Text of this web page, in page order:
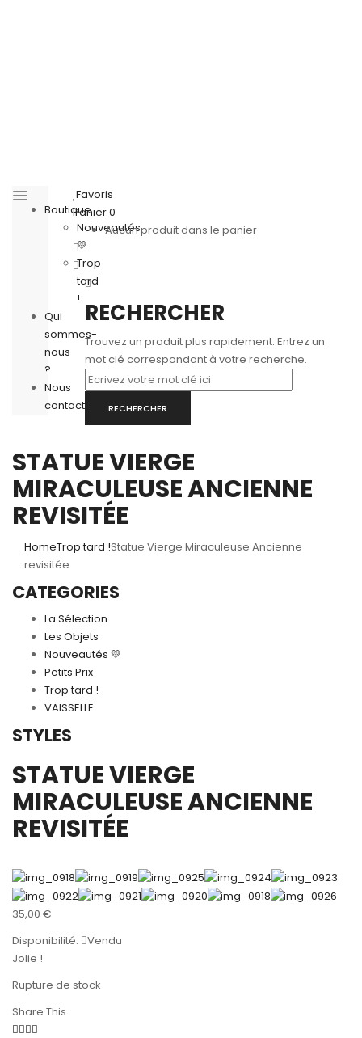
Boutique
Nouveautés
💛
Trop
tard
!
Qui
sommes-
nous
?
Nous
contacter
Favoris
Panier0
Aucun produit dans le panier
RECHERCHER
Trouvez un produit plus rapidement. Entrez un
mot clé correspondant à votre recherche.
RECHERCHER
STATUE VIERGE
MIRACULEUSE ANCIENNE
REVISITÉE
HomeTrop tard !Statue Vierge Miraculeuse Ancienne
revisitée
CATEGORIES
La Sélection
Les Objets
Nouveautés 💛
Petits Prix
Trop tard !
VAISSELLE
STYLES
STATUE VIERGE
MIRACULEUSE ANCIENNE
REVISITÉE
35,00 €
Disponibilité:
Vendu
Jolie !
Rupture de stock
Share This